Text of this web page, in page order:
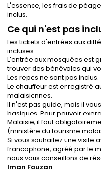
L'essence, les frais de
inclus.
Ce qui n'est pas
Les tickets d'entrées aux
incluses.
L'entrée aux mosquées est
trouver des bénévoles qui
Les repas ne sont pas inclus.
Le chauffeur est enregistré
malaisiennes.
Il n'est pas guide, mais il
basiques. Pour pouvoir
Malaisie, il faut
(ministère du tourisme
Si vous souhaitez une visite
francophone, agréé par le
nous vous conseillons de
Iman Fauzan.